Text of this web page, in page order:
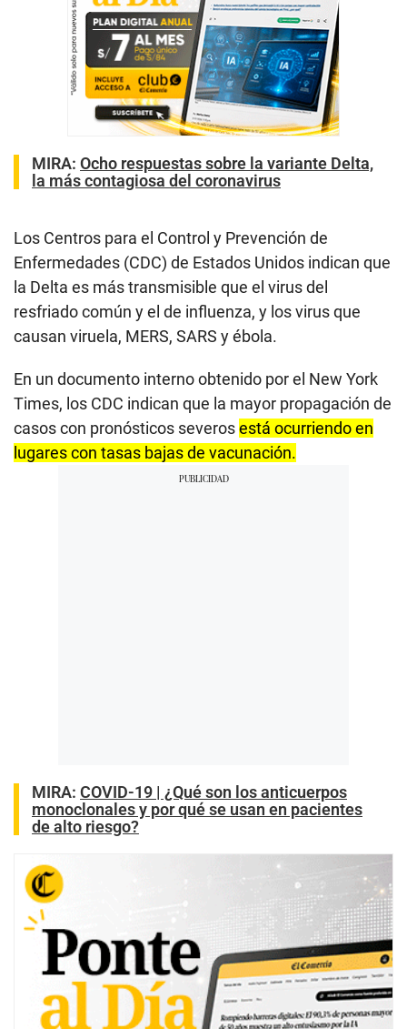
MIRA: Ocho respuestas sobre la variante Delta,
la más contagiosa del coronavirus
Los Centros para el Control y Prevención de
Enfermedades (CDC) de Estados Unidos indican que
la Delta es más transmisible que el virus del
resfriado común y el de influenza, y los virus que
causan viruela, MERS, SARS y ébola.
En un documento interno obtenido por el New York
Times, los CDC indican que la mayor propagación de
casos con pronósticos severosestá ocurriendo en
lugares con tasas bajas de vacunación.
MIRA: COVID-19 | ¿Qué son los anticuerpos
monoclonales y por qué se usan en pacientes
de alto riesgo?